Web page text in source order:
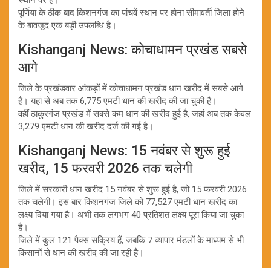
पूर्णिया के ठीक बाद किशनगंज का पांचवें स्थान पर होना सीमावर्ती जिला होने
के बावजूद एक बड़ी उपलब्धि है।
Kishanganj News: कोचाधामन प्रखंड सबसे
आगे
जिले के प्रखंडवार आंकड़ों में कोचाधामन प्रखंड धान खरीद में सबसे आगे
है। यहां से अब तक 6,775 एमटी धान की खरीद की जा चुकी है।
वहीं ठाकुरगंज प्रखंड में सबसे कम धान की खरीद हुई है, जहां अब तक केवल
3,279 एमटी धान की खरीद दर्ज की गई है।
Kishanganj News: 15 नवंबर से शुरू हुई
खरीद, 15 फरवरी 2026 तक चलेगी
जिले में सरकारी धान खरीद 15 नवंबर से शुरू हुई है, जो 15 फरवरी 2026
तक चलेगी। इस बार किशनगंज जिले को 77,527 एमटी धान खरीद का
लक्ष्य दिया गया है। अभी तक लगभग 40 प्रतिशत लक्ष्य पूरा किया जा चुका
है।
जिले में कुल 121 पैक्स सक्रिय हैं, जबकि 7 व्यापार मंडलों के माध्यम से भी
किसानों से धान की खरीद की जा रही है।